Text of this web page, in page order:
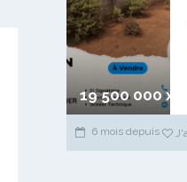
19 500 000 xaf
6 mois depuis